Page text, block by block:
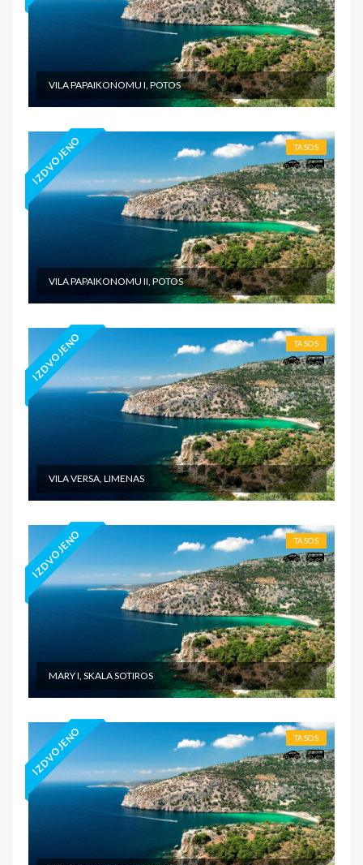
Napomena: Svaka osoba u studiju/apartmanu mora
imati svoj ležaj, uključujući i decu. U 1/5 apartmanu
U pojedinim slučajevima moguća su odstupanja mera
ležaja od našeg standarda.
Grčki standard za normalni ležaj je 185cm-200cm sa 75-
155cm.
Korišćenje klima uređaja, WI-FI interneta i peškira
- BESPLATNO.
GPS KOORDINATE: 40°36'43.4"N 24°36'14.9"E
23.05.-30.09.
NAPOMENE O CENI
U CENU JE UKLJUČENO
U CENU NIJE UKLJUČENO
VILA PAPAIKONOMU I, POTOS
IZDVOJENO TASOS
VILA PAPAIKONOMU II, POTOS
IZDVOJENO TASOS
VILA VERSA, LIMENAS
IZDVOJENO TASOS
MARY I, SKALA SOTIROS
IZDVOJENO TASOS